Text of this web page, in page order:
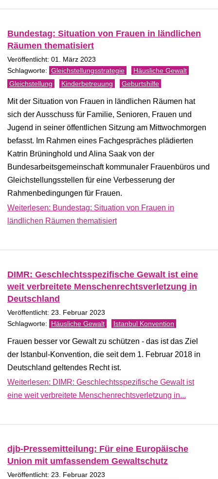
Bundestag: Situation von Frauen in ländlichen
Räumen thematisiert
Veröffentlicht: 01. März 2023
Gleichstellungsstrategie
Häusliche Gewalt
Gleichstellung
Kinderbetreuung Geburtshilfe
Mit der Situation von Frauen in ländlichen Räumen hat
sich der Ausschuss für Familie, Senioren, Frauen und
Jugend in seiner öffentlichen Sitzung am Mittwochmorgen
befasst. Im Rahmen eines Fachgespräches plädierten
Katrin Brüninghold und Alina Saak von der
Bundesarbeitsgemeinschaft kommunaler Frauenbüros und
Gleichstellungsstellen für eine Verbesserung der
Rahmenbedingungen für Frauen.
Weiterlesen: Bundestag: Situation von Frauen in
ländlichen Räumen thematisiert
DIMR: Geschlechtsspezifische Gewalt ist eine
weit verbreitete Menschenrechtsverletzung in
Deutschland
Veröffentlicht: 23. Februar 2023
Häusliche Gewalt Istanbul Konvention
Frauen besser vor Gewalt zu schützen - das ist das Ziel
der Istanbul-Konvention, die seit dem 1. Februar 2018 in
Deutschland geltendes Recht ist.
Weiterlesen: DIMR: Geschlechtsspezifische Gewalt ist
eine weit verbreitete Menschenrechtsverletzung in...
djb-Pressemitteilung: Für eine Europäische
Union mit umfassendem Gewaltschutz
Veröffentlicht: 23. Februar 2023